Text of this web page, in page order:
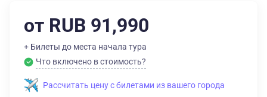
от RUB 91,990
+ Билеты до места начала тура
Что включено в стоимость?
Рассчитать цену с билетами из вашего города